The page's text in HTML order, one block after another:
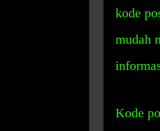
kode
mudah
Kode